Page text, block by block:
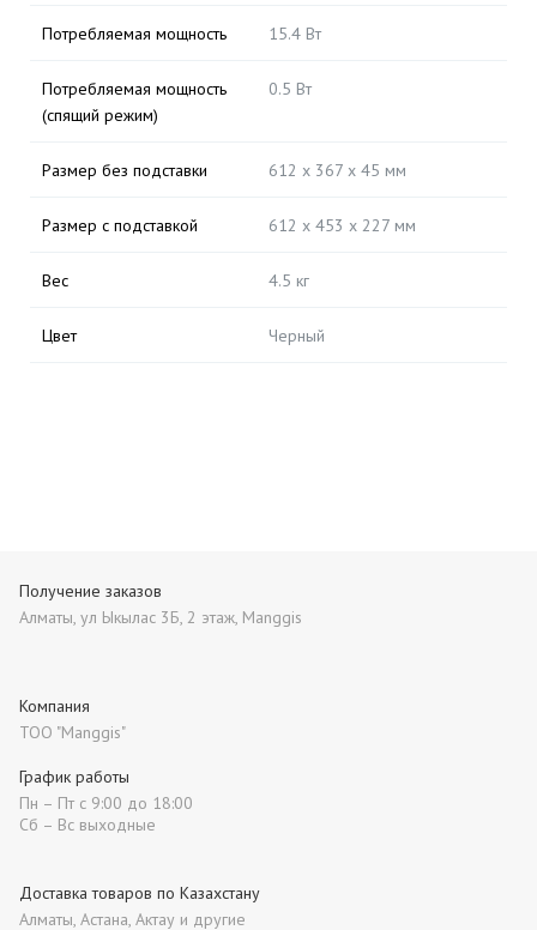
Потребляемая мощность 15.4 Вт
Потребляемая мощность
(спящий режим)
0.5 Вт
Размер без подставки 612 x 367 x 45 мм
Размер с подставкой 612 x 453 x 227 мм
Вес 4.5 кг
Цвет Черный
Получение заказов
Алматы, ул Ыкылас 3Б, 2 этаж, Manggis
Компания
ТОО "Manggis"
Доставка товаров по Казахстану
Алматы, Астана, Актау и другие
График работы
Пн – Пт с 9:00 до 18:00
Сб – Вс выходные